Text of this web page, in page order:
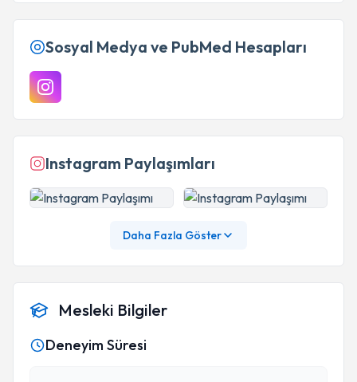
Sosyal Medya ve PubMed Hesapları
Instagram Paylaşımları
Daha Fazla Göster
Mesleki Bilgiler
Deneyim Süresi